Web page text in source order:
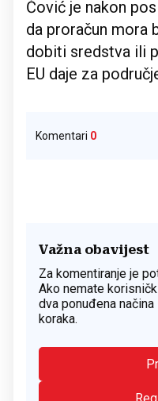
Čović je nakon
da proračun mora
dobiti sredstva ili
EU daje za
Komentari 0
Važna obavijest
Za komentiranje je
Ako nemate
dva ponuđena
koraka.